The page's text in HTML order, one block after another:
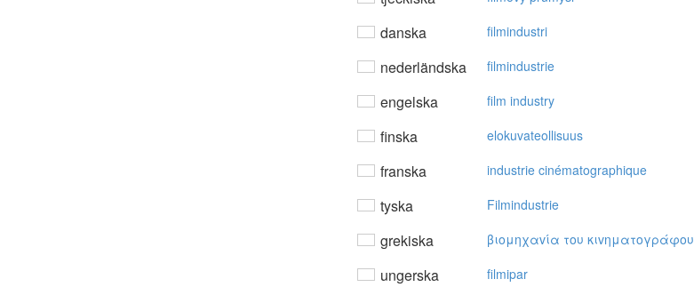
danska filmindustri
nederländska filmindustrie
engelska film industry
finska elokuvateollisuus
franska industrie cinématographique
tyska Filmindustrie
grekiska βιoμηχαvία τoυ κιvηματoγράφoυ
ungerska filmipar